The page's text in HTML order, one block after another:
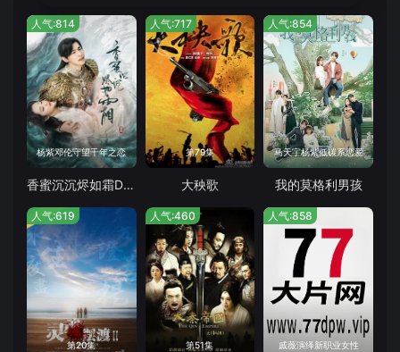
杨紫邓伦守望千年之恋
人气:814
香蜜沉沉烬如霜DVD版
第79集
人气:717
大秧歌
马天宇杨紫低碳系恋爱
人气:854
我的莫格利男孩
第20集
人气:619
第51集
人气:460
戚薇演绎新职业女性
人气:858